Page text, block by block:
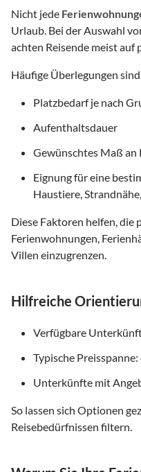
Nicht jede
Urlaub. Bei der Auswahl
achten Reisende meist
Häufige Überlegungen
Platzbedarf je nach
Aufenthaltsdauer
Gewünschtes Maß an
Eignung für eine
Haustiere,
Diese Faktoren helfen, die
Ferienwohnungen,
Villen einzugrenzen.
Hilfreiche
Verfügbare
Typische Preisspanne:
Unterkünfte mit
So lassen sich Optionen
Reisebedürfnissen filtern.